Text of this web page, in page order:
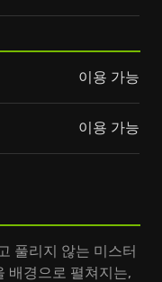
풀리지 않는 미스터
배경으로 펼쳐지는,
이용 가능
이용 가능